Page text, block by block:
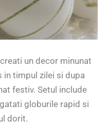
un decor minunat
in timpul zilei si dupa
festiv. Setul include
globurile rapid si
dorit.